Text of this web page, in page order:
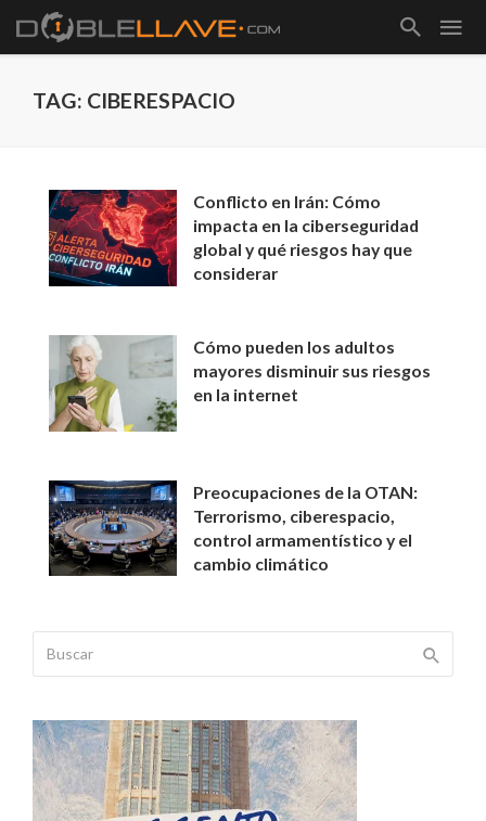
TAG: CIBERESPACIO
Conflicto en Irán: Cómo
impacta en la ciberseguridad
global y qué riesgos hay que
considerar
Cómo pueden los adultos
mayores disminuir sus riesgos
en la internet
Preocupaciones de la OTAN:
Terrorismo, ciberespacio,
control armamentístico y el
cambio climático